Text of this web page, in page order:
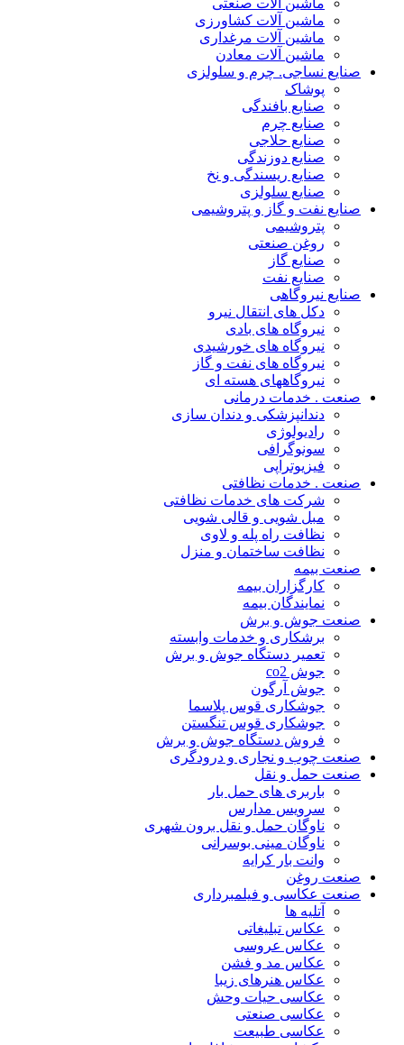
ماشین آلات صنعتی
ماشین آلات کشاورزی
ماشین آلات مرغداری
ماشین آلات معادن
صنایع نساجی. چرم و سلولزی
پوشاک
صنایع بافندگی
صنایع چرم
صنایع حلاجی
صنایع دوزندگی
صنایع ریسندگی و نخ
صنایع سلولزی
صنایع نفت و گاز و پتروشیمی
پتروشیمی
روغن صنعتی
صنایع گاز
صنایع نفت
صنایع نیروگاهی
دکل های انتقال نیرو
نیروگاه های بادی
نیروگاه های خورشیدی
نیروگاه های نفت و گاز
نیروگاههای هسته ای
صنعت . خدمات درمانی
دندانپزشکی و دندان سازی
رادیولوژی
سونوگرافی
فیزیوتراپی
صنعت . خدمات نظافتی
شرکت های خدمات نظافتی
مبل شویی و قالی شویی
نظافت راه پله و لاوی
نظافت ساختمان و منزل
صنعت بیمه
کارگزاران بیمه
نمایندگان بیمه
صنعت جوش و برش
برشکاری و خدمات وابسته
تعمیر دستگاه جوش و برش
جوش co2
جوش آرگون
جوشکاری قوس پلاسما
جوشکاری قوس تنگستن
فروش دستگاه جوش و برش
صنعت چوب و نجاری و درودگری
صنعت حمل و نقل
باربری های حمل بار
سرویس مدارس
ناوگان حمل و نقل برون شهری
ناوگان مینی بوسرانی
وانت بار کرایه
صنعت روغن
صنعت عکاسی و فیلمبرداری
آتلیه ها
عکاس تبلیغاتی
عکاس عروسی
عکاس مد و فشن
عکاس هنرهای زیبا
عکاسی حیات وحش
عکاسی صنعتی
عکاسی طبیعت